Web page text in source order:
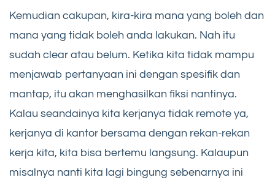
Kemudian cakupan, kira-kira mana yang boleh dan
mana yang tidak boleh anda lakukan. Nah itu
sudah clear atau belum. Ketika kita tidak mampu
menjawab pertanyaan ini dengan spesifik dan
mantap, itu akan menghasilkan fiksi nantinya.
Kalau seandainya kita kerjanya tidak remote ya,
kerjanya di kantor bersama dengan rekan-rekan
kerja kita, kita bisa bertemu langsung. Kalaupun
misalnya nanti kita lagi bingung sebenarnya ini